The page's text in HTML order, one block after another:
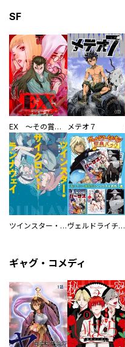
SF
EX ～その賞金稼ぎは、世界の出口を探す～【単行本版】 メテオ７
ツインスター・サイクロン・ランナウェイ ヴェルドライチオシ聖典パック 『転スラ』ミニ画集付き シリウス人気作３選
ギャグ・コメディ